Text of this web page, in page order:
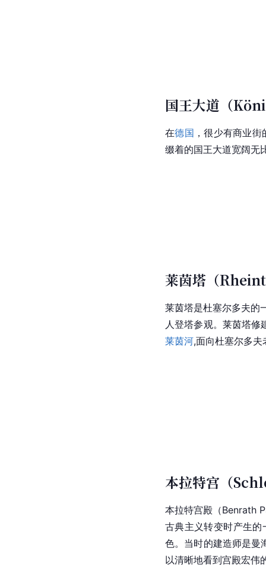
国王大道（
在德国 ，很少有商业
缀着的国王大道宽阔无
莱茵塔（
莱茵塔是杜塞尔多夫的
人登塔参观。莱茵塔
莱茵河,面向杜塞尔多夫
本拉特宫（
本拉特宫殿（Benrath
古典主义转变时产生
色。当时的建造师是曼
以清晰地看到宫殿宏伟